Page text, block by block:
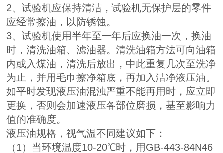
2、试验机应保持清洁，试验机无保护层的零件
应经常擦油，以防锈蚀。
3、试验机使用半年至一年后应换油一次，换油
时，清洗油箱、滤油器。清洗油箱方法可向油箱
内或入煤油，清洗后放出，中此重复几次至洗净
为止，并用毛巾擦净箱底，再加入洁净液压油。
如平时发现液压油混浊严重不能再用时，应立即
更换，否则会加速液压各部位磨损，基至影响力
值的准确度。
液压油规格，视气温不同建议如下：
（1）当环境温度10-20℃时，用GB-443-84N46